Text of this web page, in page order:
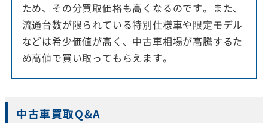
ため、その分買取価格も高くなるのです。また、
流通台数が限られている特別仕様車や限定モデル
などは希少価値が高く、中古車相場が高騰するた
め高値で買い取ってもらえます。
中古車買取Q&A